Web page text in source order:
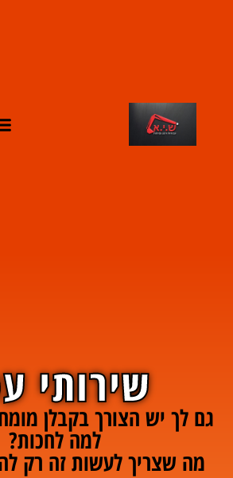
שירותי
גם לך יש הצורך בקבלן
למה לחכות?
מה שצריך לעשות זה רק